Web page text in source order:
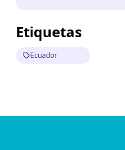
Etiquetas
Ecuador